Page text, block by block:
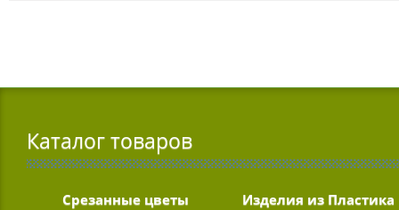
Каталог товаров
Срезанные цветы Изделия из Пластика